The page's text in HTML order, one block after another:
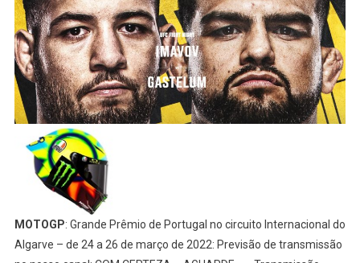
MOTOGP: Grande Prêmio de Portugal no circuito Internacional do
Algarve – de 24 a 26 de março de 2022: Previsão de transmissão